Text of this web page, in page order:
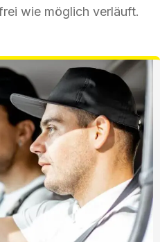
wie möglich verläuft.